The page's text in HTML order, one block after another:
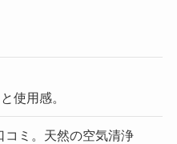
使用感。
コミ。天然の空気清浄